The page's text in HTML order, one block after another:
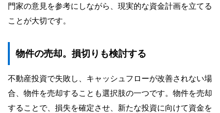
門家の意見を参考にしながら、現実的な資金計画を立てる
ことが大切です。
物件の売却。損切りも検討する
不動産投資で失敗し、キャッシュフローが改善されない場
合、物件を売却することも選択肢の一つです。物件を売却
することで、損失を確定させ、新たな投資に向けて資金を